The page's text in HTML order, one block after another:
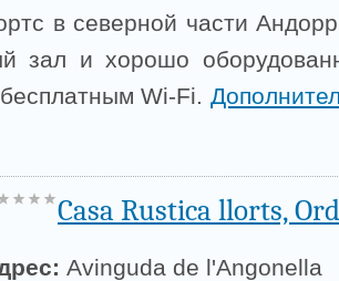
в северной части
зал и хорошо
Wi-Fi.
Casa Rustica llorts,
Avinguda de l'Angonella